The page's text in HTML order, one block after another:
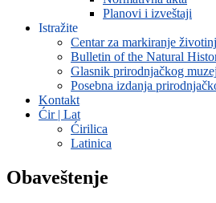
Planovi i izveštaji
Istražite
Centar za markiranje
Bulletin of the Natural
Glasnik prirodnjačkog
Posebna izdanja
Kontakt
Ćir | Lat
Ćirilica
Latinica
Obaveštenje